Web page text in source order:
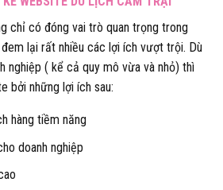
chỉ có đóng vai trò quan trọng trong
lại rất nhiều các lợi ích vượt trội. Dù
nghiệp ( kể cả quy mô vừa và nhỏ) thì
bởi những lợi ích sau:
hàng tiềm năng
doanh nghiệp